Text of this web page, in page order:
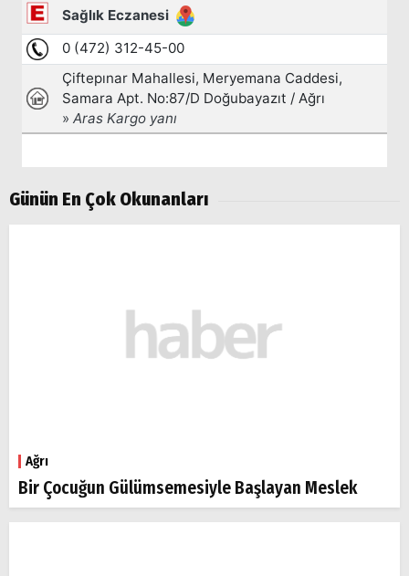
Günün En Çok Okunanları
Ağrı
Bir Çocuğun Gülümsemesiyle Başlayan Meslek